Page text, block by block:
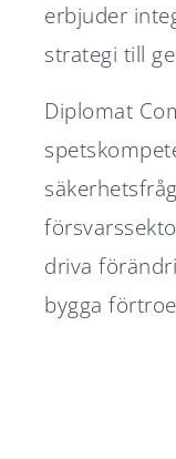
erbjuder
strategi till
Diplomat
driva
bygga